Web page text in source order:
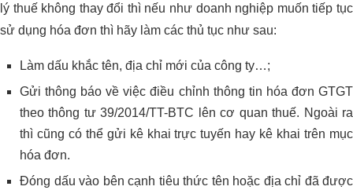
lý thuế không thay đổi thì nếu như doanh nghiệp muốn tiếp tục
sử dụng hóa đơn thì hãy làm các thủ tục như sau:
Làm dấu khắc tên, địa chỉ mới của công ty…;
Gửi thông báo về việc điều chỉnh thông tin hóa đơn GTGT
theo thông tư 39/2014/TT-BTC lên cơ quan thuế. Ngoài ra
thì cũng có thể gửi kê khai trực tuyến hay kê khai trên mục
hóa đơn.
Đóng dấu vào bên cạnh tiêu thức tên hoặc địa chỉ đã được